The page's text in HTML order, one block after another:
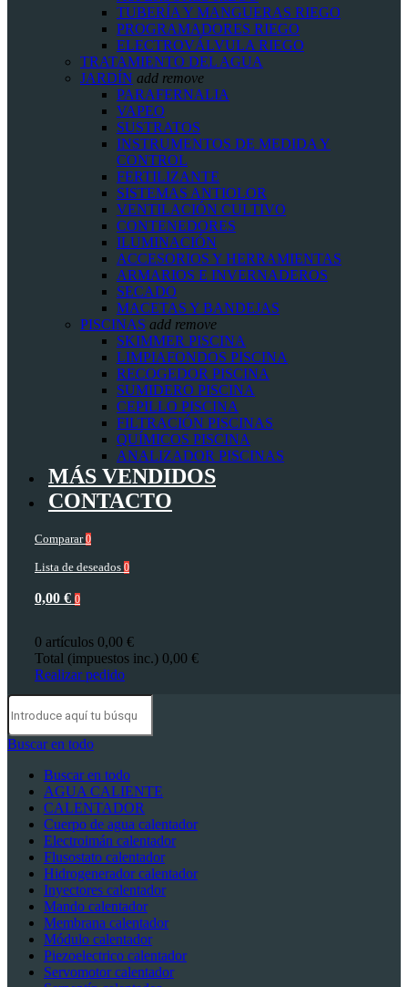
TUBERÍA Y MANGUERAS RIEGO
PROGRAMADORES RIEGO
ELECTROVÁLVULA RIEGO
TRATAMIENTO DEL AGUA
JARDÍN add remove
PARAFERNALIA
VAPEO
SUSTRATOS
INSTRUMENTOS DE MEDIDA Y
CONTROL
FERTILIZANTE
SISTEMAS ANTIOLOR
VENTILACIÓN CULTIVO
CONTENEDORES
ILUMINACIÓN
ACCESORIOS Y HERRAMIENTAS
ARMARIOS E INVERNADEROS
SECADO
MACETAS Y BANDEJAS
PISCINAS add remove
SKIMMER PISCINA
LIMPIAFONDOS PISCINA
RECOGEDOR PISCINA
SUMIDERO PISCINA
CEPILLO PISCINA
FILTRACIÓN PISCINAS
QUÍMICOS PISCINA
ANALIZADOR PISCINAS
MÁS VENDIDOS
CONTACTO
Comparar 0
Lista de deseados 0
0,00 € 0
0 artículos 0,00 €
Total (impuestos inc.) 0,00 €
Realizar pedido
Buscar en todo
Buscar en todo
AGUA CALIENTE
CALENTADOR
Cuerpo de agua calentador
Electroimán calentador
Flusostato calentador
Hidrogenerador calentador
Inyectores calentador
Mando calentador
Membrana calentador
Módulo calentador
Piezoelectrico calentador
Servomotor calentador